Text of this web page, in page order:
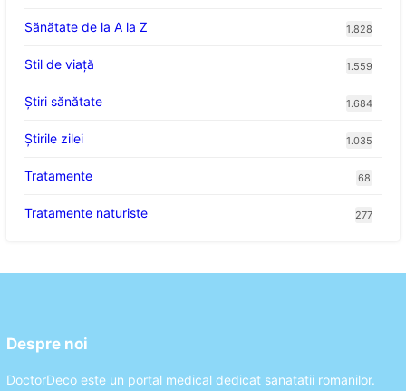
Sănătate de la A la Z 1.828
Stil de viaţă 1.559
Ştiri sănătate 1.684
Știrile zilei 1.035
Tratamente 68
Tratamente naturiste 277
Despre noi
DoctorDeco este un portal medical dedicat sanatatii romanilor.